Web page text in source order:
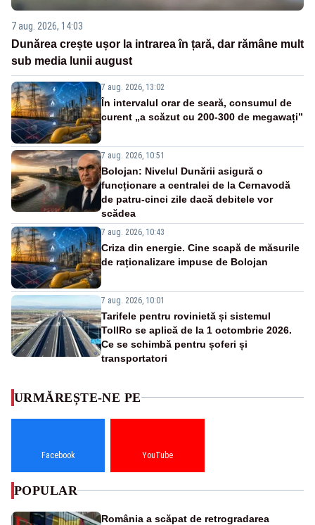
7 aug. 2026, 14:03
Dunărea crește ușor la intrarea în țară, dar rămâne mult
sub media lunii august
7 aug. 2026, 13:02
În intervalul orar de seară, consumul de
curent „a scăzut cu 200-300 de megawați”
7 aug. 2026, 10:51
Bolojan: Nivelul Dunării asigură o
funcționare a centralei de la Cernavodă
de patru-cinci zile dacă debitele vor
scădea
7 aug. 2026, 10:43
Criza din energie. Cine scapă de măsurile
de raționalizare impuse de Bolojan
7 aug. 2026, 10:01
Tarifele pentru rovinietă și sistemul
TollRo se aplică de la 1 octombrie 2026.
Ce se schimbă pentru șoferi și
transportatori
URMĂREȘTE-NE PE
Facebook YouTube
POPULAR
România a scăpat de retrogradarea